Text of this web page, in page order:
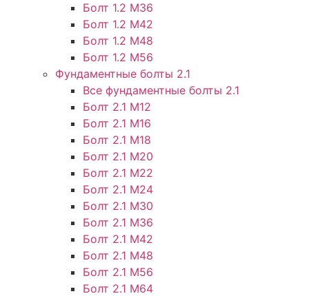
Болт 1.2 М36
Болт 1.2 М42
Болт 1.2 М48
Болт 1.2 М56
Фундаментные болты 2.1
Все фундаментные болты 2.1
Болт 2.1 М12
Болт 2.1 М16
Болт 2.1 М18
Болт 2.1 М20
Болт 2.1 М22
Болт 2.1 М24
Болт 2.1 М30
Болт 2.1 М36
Болт 2.1 М42
Болт 2.1 М48
Болт 2.1 М56
Болт 2.1 М64